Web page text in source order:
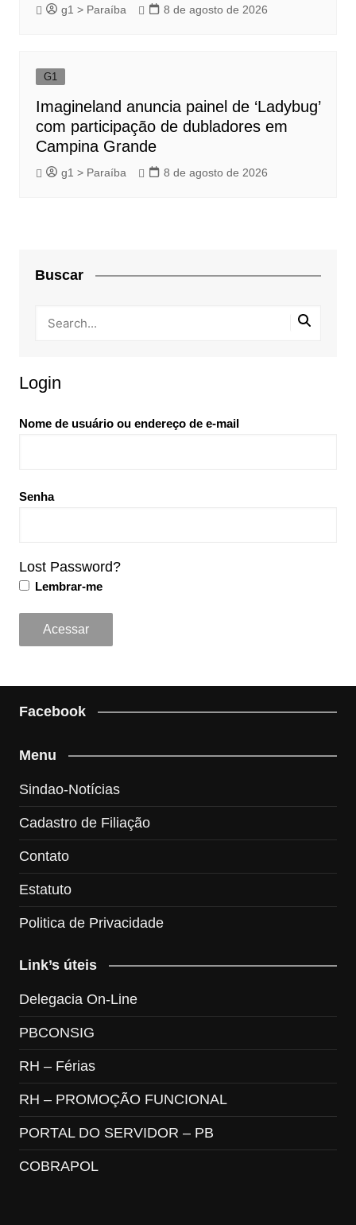
g1 > Paraíba 8 de agosto de 2026
G1
Imagineland anuncia painel de ‘Ladybug’
com participação de dubladores em
Campina Grande
g1 > Paraíba 8 de agosto de 2026
Buscar
Login
Nome de usuário ou endereço de e-mail
Senha
Lost Password?
Lembrar-me
Facebook
Menu
Sindao-Notícias
Cadastro de Filiação
Contato
Estatuto
Politica de Privacidade
Link’s úteis
Delegacia On-Line
PBCONSIG
RH – Férias
RH – PROMOÇÃO FUNCIONAL
PORTAL DO SERVIDOR – PB
COBRAPOL